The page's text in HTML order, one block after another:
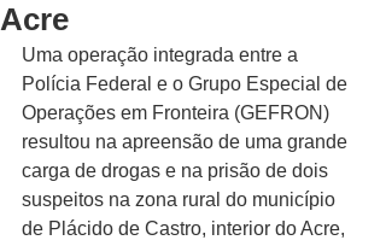
Acre
Uma operação integrada entre a
Polícia Federal e o Grupo Especial de
Operações em Fronteira (GEFRON)
resultou na apreensão de uma grande
carga de drogas e na prisão de dois
suspeitos na zona rural do município
de Plácido de Castro, interior do Acre,